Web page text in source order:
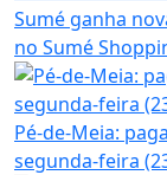
Sumé ganha
no Sumé
Pé-de-Meia:
segunda-feira